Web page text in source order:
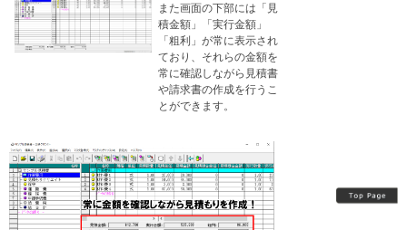
また画面の下部には「見
積金額」「実行金額」
「粗利」が常に表示され
ており、それらの金額を
常に確認しながら見積書
や請求書の作成を行うこ
とができます。